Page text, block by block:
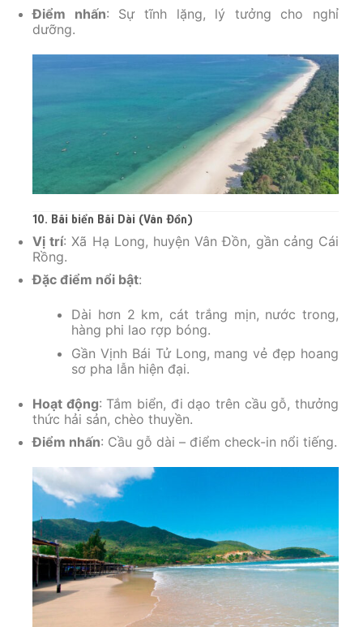
Điểm nhấn: Sự tĩnh lặng, lý tưởng cho nghỉ
dưỡng.
10. Bãi biển Bãi Dài (Vân Đồn)
Vị trí: Xã Hạ Long, huyện Vân Đồn, gần cảng Cái
Rồng.
Đặc điểm nổi bật:
Dài hơn 2 km, cát trắng mịn, nước trong,
hàng phi lao rợp bóng.
Gần Vịnh Bái Tử Long, mang vẻ đẹp hoang
sơ pha lẫn hiện đại.
Hoạt động: Tắm biển, đi dạo trên cầu gỗ, thưởng
thức hải sản, chèo thuyền.
Điểm nhấn: Cầu gỗ dài – điểm check-in nổi tiếng.